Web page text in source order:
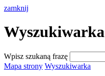
zamknij
Wyszukiwarka
Wpisz szukaną frazę
Mapa strony Wyszukiwarka